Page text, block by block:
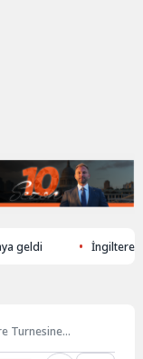
İngiltere’de
Turnesine